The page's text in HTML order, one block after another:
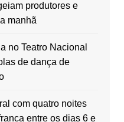
produtores e
manhã
no Teatro Nacional
de dança de
com quatro noites
entre os dias 6 e